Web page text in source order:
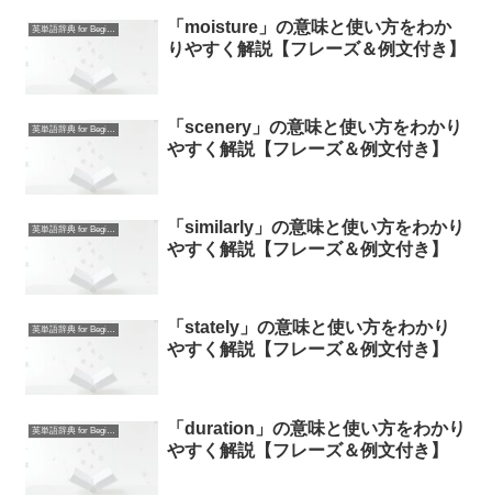
英単語辞典 for Beginners
「moisture」の意味と使い方をわか
りやすく解説【フレーズ＆例文付き】
英単語辞典 for Beginners
「scenery」の意味と使い方をわかり
やすく解説【フレーズ＆例文付き】
英単語辞典 for Beginners
「similarly」の意味と使い方をわかり
やすく解説【フレーズ＆例文付き】
英単語辞典 for Beginners
「stately」の意味と使い方をわかり
やすく解説【フレーズ＆例文付き】
英単語辞典 for Beginners
「duration」の意味と使い方をわかり
やすく解説【フレーズ＆例文付き】